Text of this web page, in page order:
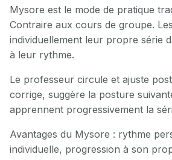
Mysore est le mode de pratique
Contraire aux cours de groupe.
individuellement leur propre série
à leur rythme.
Le professeur circule et ajuste
corrige, suggère la posture
apprennent progressivement la
Avantages du Mysore : rythme
individuelle, progression à son